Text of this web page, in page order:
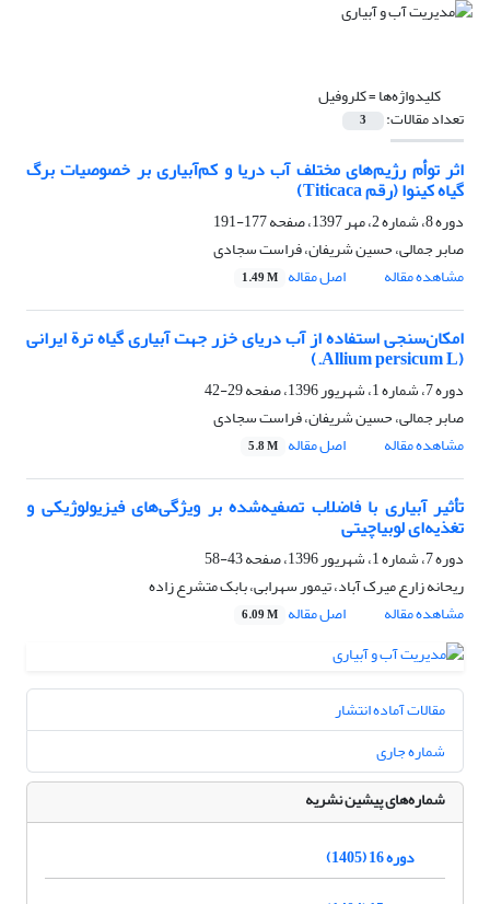
کلیدواژه‌ها =کلروفیل
تعداد مقالات: 3
اثر توأم رژیم‌های مختلف آب دریا و کم‌آبیاری بر خصوصیات برگ
گیاه کینوا (رقم Titicaca)
دوره 8، شماره 2، مهر 1397، صفحه
177-191
صابر جمالی، حسین شریفان، فراست سجادی
مشاهده مقاله
اصل مقاله 1.49 M
امکان‌سنجی استفاده از آب دریای خزر جهت آبیاری گیاه ترة ایرانی
(Allium persicum L.)
دوره 7، شماره 1، شهریور 1396، صفحه
29-42
صابر جمالی، حسین شریفان، فراست سجادی
مشاهده مقاله
اصل مقاله 5.8 M
تأثیر آبیاری با فاضلاب تصفیه‌شده بر ویژگی‌های فیزیولوژیکی و
تغذیه‌ای لوبیاچیتی
دوره 7، شماره 1، شهریور 1396، صفحه
43-58
ریحانه زارع میرک آباد، تیمور سهرابی، بابک متشرع زاده
مشاهده مقاله
اصل مقاله 6.09 M
مقالات آماده انتشار
شماره جاری
شماره‌های پیشین نشریه
دوره 16 (1405)